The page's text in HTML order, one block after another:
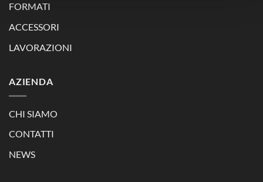
FORMATI
ACCESSORI
LAVORAZIONI
AZIENDA
CHI SIAMO
CONTATTI
NEWS